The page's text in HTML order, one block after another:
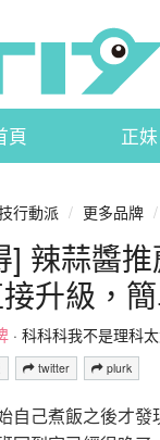
頁 正妹
行動派 / 更多品牌 /
] 辣蒜醬
升級，
· 科科科我不是理科
twitter plurk
自己煮飯之後才